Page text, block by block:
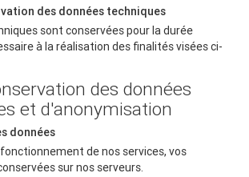
des données techniques
sont conservées pour la durée
à la réalisation des finalités visées ci-
des données
et d'anonymisation
données
de nos services, vos
sur nos serveurs.